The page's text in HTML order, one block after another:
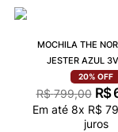
MOCHILA THE
JESTER AZUL
20% OFF
R$ 799,00 R$
Em até 8x R$ 79
juros